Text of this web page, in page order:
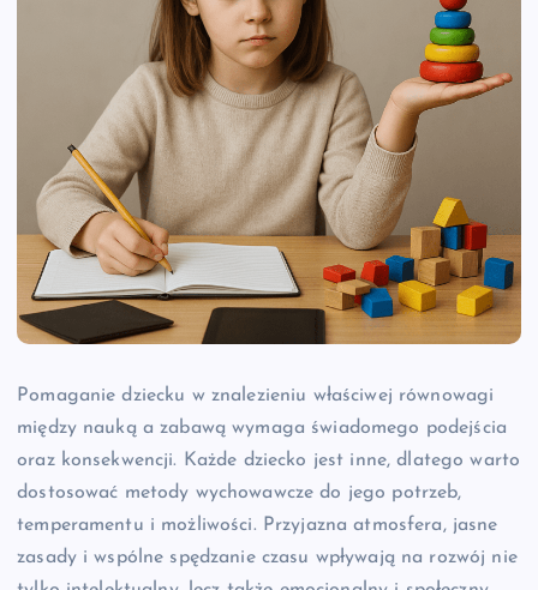
Pomaganie dziecku w znalezieniu właściwej równowagi
między nauką a zabawą wymaga świadomego podejścia
oraz konsekwencji. Każde dziecko jest inne, dlatego warto
dostosować metody wychowawcze do jego potrzeb,
temperamentu i możliwości. Przyjazna atmosfera, jasne
zasady i wspólne spędzanie czasu wpływają na rozwój nie